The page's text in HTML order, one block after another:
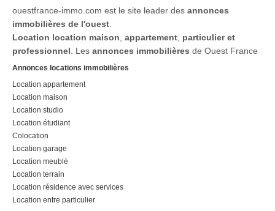
ouestfrance-immo.com est le site leader des annonces
immobilières de l'ouest
Location location maison appartement particulier et
professionnel . Les annonces immobilières de Ouest France
Annonces locations immobilières
Location appartement
Location maison
Location studio
Location étudiant
Colocation
Location garage
Location meublé
Location terrain
Location résidence avec services
Location entre particulier